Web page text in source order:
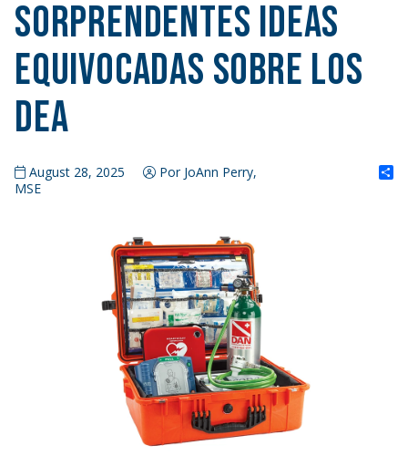
Sorprendentes ideas
equivocadas sobre los
DEA
August 28, 2025
Por JoAnn Perry,
MSE